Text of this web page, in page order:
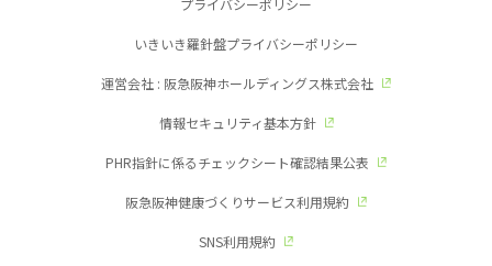
プライバシーポリシー
いきいき羅針盤プライバシーポリシー
運営会社 : 阪急阪神ホールディングス株式会社
情報セキュリティ基本方針
PHR指針に係るチェックシート確認結果公表
阪急阪神健康づくりサービス利用規約
SNS利用規約